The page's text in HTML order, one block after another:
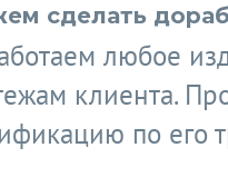
сделать
любое
клиента.
по его